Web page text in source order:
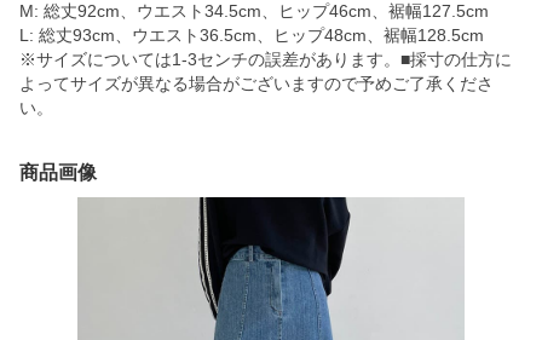
M: 総丈92cm、ウエスト34.5cm、ヒップ46cm、裾幅127.5cm
L: 総丈93cm、ウエスト36.5cm、ヒップ48cm、裾幅128.5cm
※サイズについては1-3センチの誤差があります。■採寸の仕方に
よってサイズが異なる場合がございますので予めご了承くださ
い。
商品画像